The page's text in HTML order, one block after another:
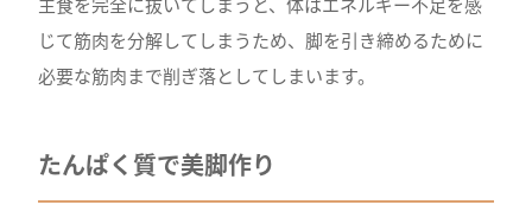
じて筋肉を分解してしまうため、脚を引き締めるために
必要な筋肉まで削ぎ落としてしまいます。
たんぱく質で美脚作り